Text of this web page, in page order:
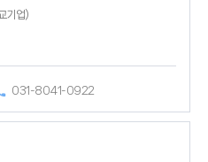
기업)
031-8041-0922